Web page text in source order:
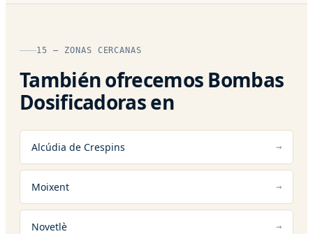
15 — ZONAS CERCANAS
También ofrecemos Bombas
Dosificadoras en
Alcúdia de Crespins
Moixent
Novetlè